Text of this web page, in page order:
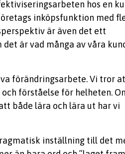
hos en
inköpsfunktion med
är även det ett
är vad många av våra
förändringsarbete. Vi tror
förståelse för helheten.
både lära och lära ut har vi
inställning till det